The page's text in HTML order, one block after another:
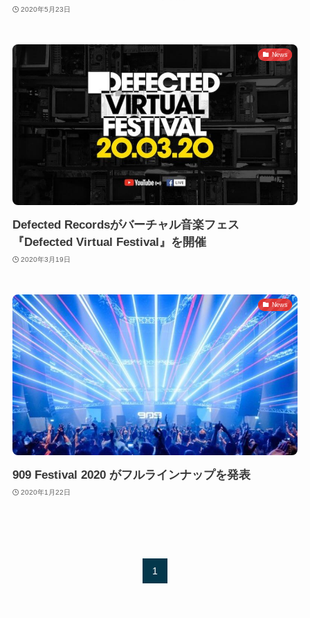
2020年5月23日
News
Defected Recordsがバーチャル音楽フェス
『Defected Virtual Festival』を開催
2020年3月19日
News
909 Festival 2020 がフルラインナップを発表
2020年1月22日
1